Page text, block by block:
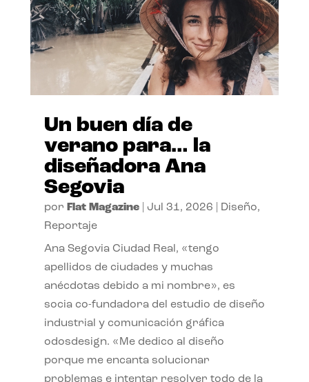
Un buen día de
verano para… la
diseñadora Ana
Segovia
por Flat Magazine| Jul 31, 2026 Diseño,
Reportaje
Ana Segovia Ciudad Real, «tengo
apellidos de ciudades y muchas
anécdotas debido a mi nombre», es
socia co-fundadora del estudio de diseño
industrial y comunicación gráfica
odosdesign. «Me dedico al diseño
porque me encanta solucionar
problemas e intentar resolver todo de la